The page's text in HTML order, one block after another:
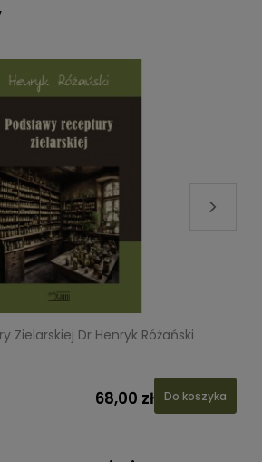
Zielarskiej Dr Henryk Różański
68,00 zł Do koszyka